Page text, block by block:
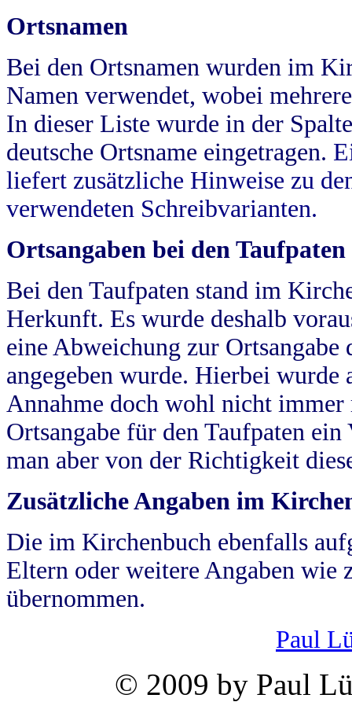
Ortsnamen
Bei den Ortsnamen wurden im
Namen verwendet, wobei
In dieser Liste wurde in der
deutsche Ortsname eingetragen.
liefert zusätzliche Hinweise zu
verwendeten Schreibvarianten.
Ortsangaben bei den Taufpaten
Bei den Taufpaten stand im
Herkunft. Es wurde deshalb
eine Abweichung zur
angegeben wurde. Hierbei wurde
Annahme doch wohl nicht
Ortsangabe für den Taufpaten
man aber von der Richtigkeit
Zusätzliche Angaben im
Die im Kirchenbuch ebenfalls
Eltern oder weitere Angaben wie
übernommen.
Paul
© 2009 by Paul